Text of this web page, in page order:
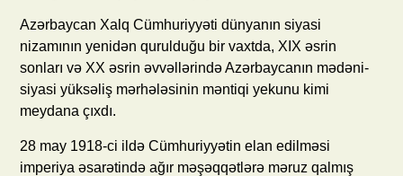
Azərbaycan Xalq Cümhuriyyəti dünyanın siyasi
nizamının yenidən qurulduğu bir vaxtda, XIX əsrin
sonları və XX əsrin əvvəllərində Azərbaycanın mədəni-
siyasi yüksəliş mərhələsinin məntiqi yekunu kimi
meydana çıxdı.
28 may 1918-ci ildə Cümhuriyyətin elan edilməsi
imperiya əsarətində ağır məşəqqətlərə məruz qalmış